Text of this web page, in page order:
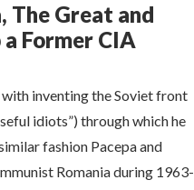
The Great and
Former CIA
inventing the Soviet front
idiots”) through which he
fashion Pacepa and
Romania during 1963-